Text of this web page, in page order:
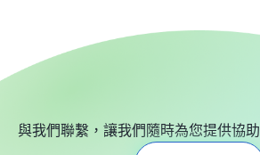
與我們聯繫，讓我們隨時為您提供協助